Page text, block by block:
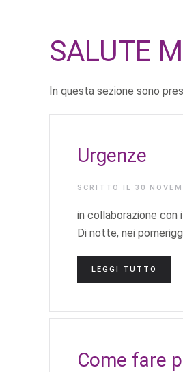
SALUTE
In questa sezione sono
Urgenze
SCRITTO IL 30
in collaborazione
Di notte, nei
LEGGI TUTTO
Come fare